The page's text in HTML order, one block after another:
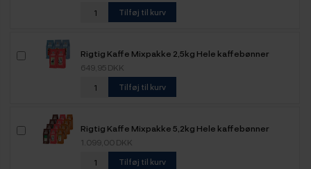
Tilføj til kurv
Rigtig Kaffe Mixpakke 2,5kg Hele kaffebønner
649,95 DKK
Tilføj til kurv
Rigtig Kaffe Mixpakke 5,2kg Hele kaffebønner
1.099,00 DKK
Tilføj til kurv